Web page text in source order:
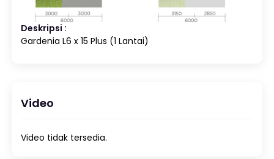
Deskripsi :
Gardenia L6 x 15 Plus (1 Lantai)
Video
Video tidak tersedia.